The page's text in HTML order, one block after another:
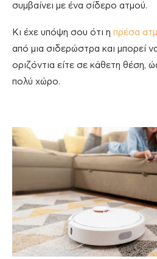
συμβαίνει με ένα σίδερο ατμού.
Κι έχε υπόψη σου ότι η πρέσα
από μια σιδερώστρα και μπορεί
οριζόντια είτε σε κάθετη θέση,
πολύ χώρο.